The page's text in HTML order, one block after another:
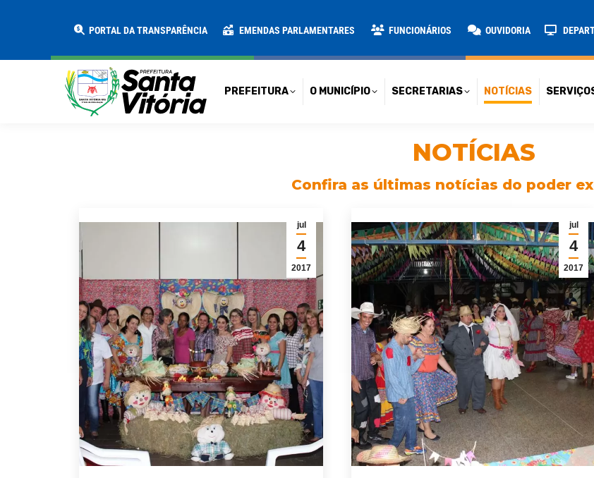
PORTAL DA TRANSPARÊNCIA EMENDAS PARLAMENTARES FUNCIONÁRIOS OUVIDORIA
PREFEITURA O MUNICÍPIO SECRETARIAS NOTÍCIAS
NOTÍCIAS
Confira as últimas notícias do poder
jul
4
2017
jul
4
2017